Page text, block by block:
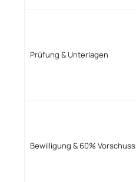
Prüfung & Unterlagen
Bewilligung & 60% Vorschuss